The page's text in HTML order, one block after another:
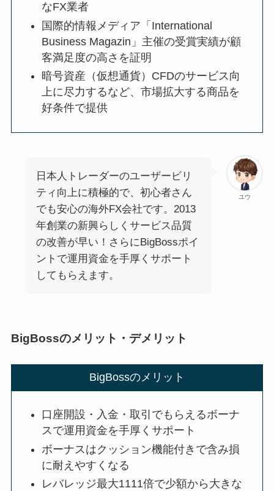
なFX業者
国際的情報メディア「International
Business Magazin」主催の受賞実績が顧
客満足度の高さを証明
暗号資産（仮想通貨）CFDのサービス向
上に尽力するなど、市場拡大する商品を
好条件で提供
ユウ
日本人トレーダーのユーザービリ
ティ向上に積極的で、初心者さん
でも安心の海外FX会社です。2013
年創業の新興らしくサービス品質
の改善が早い！さらにBigBossポイ
ントで運用資金を手厚くサポート
してもらえます。
BigBossのメリット・デメリット
BigBossのメリット
口座開設・入金・取引でもらえるボーナ
スで運用資金を手厚くサポート
ボーナスはクッション機能付きで含み損
に耐えやすくなる
レバレッジ最大1111倍で少額から大きな